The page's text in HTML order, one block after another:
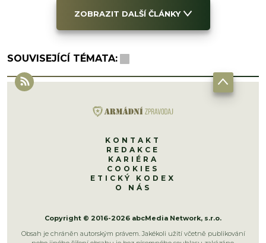
ZOBRAZIT DALŠÍ ČLÁNKY
SOUVISEJÍCÍ TÉMATA:
KONTAKT
REDAKCE
KARIÉRA
COOKIES
ETICKÝ KODEX
O NÁS
Copyright © 2016-2026 abcMedia Network, s.r.o.
Obsah je chráněn autorským právem. Jakékoli užití včetně publikování